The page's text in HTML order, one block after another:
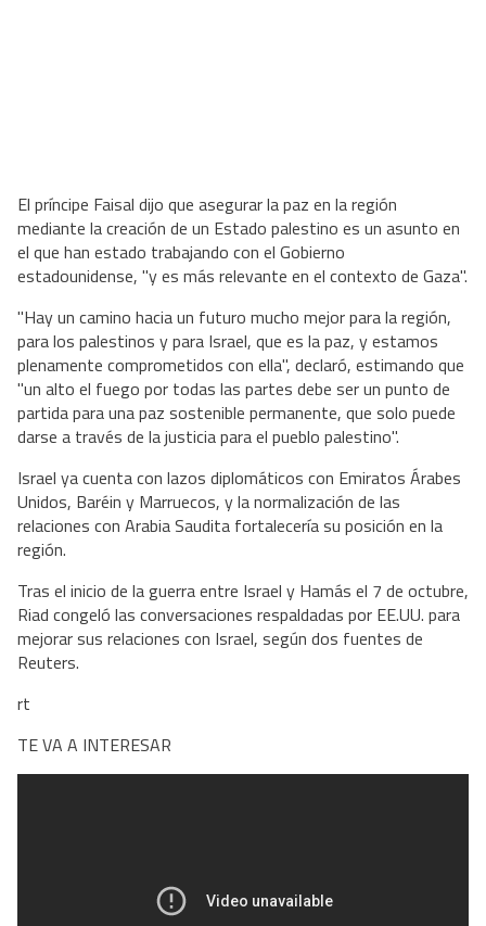
El príncipe Faisal dijo que asegurar la paz en la región
mediante la creación de un Estado palestino es un asunto en
el que han estado trabajando con el Gobierno
estadounidense, "y es más relevante en el contexto de Gaza".
"Hay un camino hacia un futuro mucho mejor para la región,
para los palestinos y para Israel, que es la paz, y estamos
plenamente comprometidos con ella", declaró, estimando que
"un alto el fuego por todas las partes debe ser un punto de
partida para una paz sostenible permanente, que solo puede
darse a través de la justicia para el pueblo palestino".
Israel ya cuenta con lazos diplomáticos con Emiratos Árabes
Unidos, Baréin y Marruecos, y la normalización de las
relaciones con Arabia Saudita fortalecería su posición en la
región.
Tras el inicio de la guerra entre Israel y Hamás el 7 de octubre,
Riad congeló las conversaciones respaldadas por EE.UU. para
mejorar sus relaciones con Israel, según dos fuentes de
Reuters.
rt
TE VA A INTERESAR